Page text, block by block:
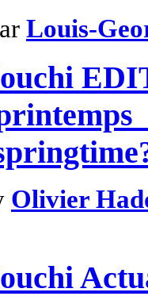
Louis-
Olivier